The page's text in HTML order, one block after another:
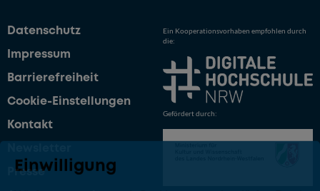
Datenschutz
Impressum
Barrierefreiheit
Cookie-Einstellungen
Kontakt
Presse
Ein Kooperationsvorhaben empfohlen durch
die:
Gefördert durch:
Einwilligung